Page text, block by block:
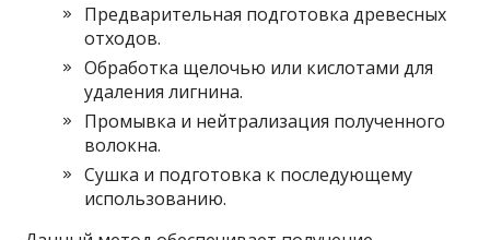
Предварительная подготовка древесных
отходов.
Обработка щелочью или кислотами для
удаления лигнина.
Промывка и нейтрализация полученного
волокна.
Сушка и подготовка к последующему
использованию.